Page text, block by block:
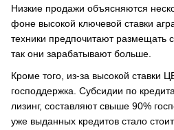
Низкие продажи объясняются
фоне высокой ключевой ставки
техники предпочитают размещать
так они зарабатывают больше.
Кроме того, из-за высокой ставки
господдержка. Субсидии по
лизинг, составляют свыше 90%
уже выданных кредитов стало